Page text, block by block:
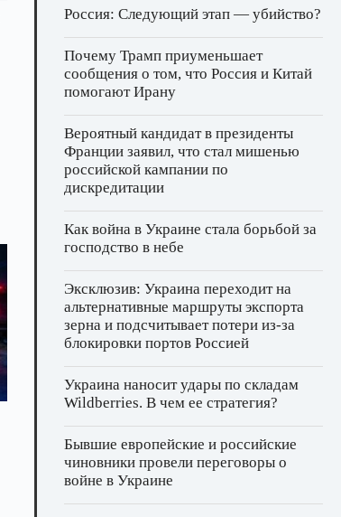
Россия: Следующий этап — убийство?
Почему Трамп приуменьшает
сообщения о том, что Россия и Китай
помогают Ирану
Вероятный кандидат в президенты
Франции заявил, что стал мишенью
российской кампании по
дискредитации
Как война в Украине стала борьбой за
господство в небе
Эксклюзив: Украина переходит на
альтернативные маршруты экспорта
зерна и подсчитывает потери из‑за
блокировки портов Россией
Украина наносит удары по складам
Wildberries. В чем ее стратегия?
Бывшие европейские и российские
чиновники провели переговоры о
войне в Украине